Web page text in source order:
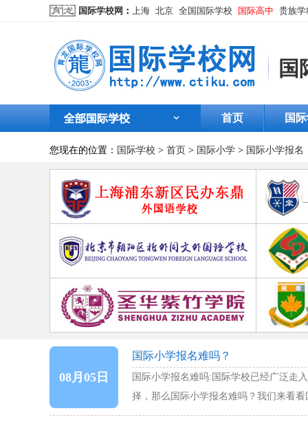
国际学校网 ： 上海 北京 全国国际学校 国际高中 贵族学
国
首页 国
您现在的位置： 国际学校 > 首页 > 国际小学 > 国际小学报名
08月05日
国际小学报名难吗？
国际小学报名难吗:国际学校已经广泛走
择，那么国际小学报名难吗？我们来看